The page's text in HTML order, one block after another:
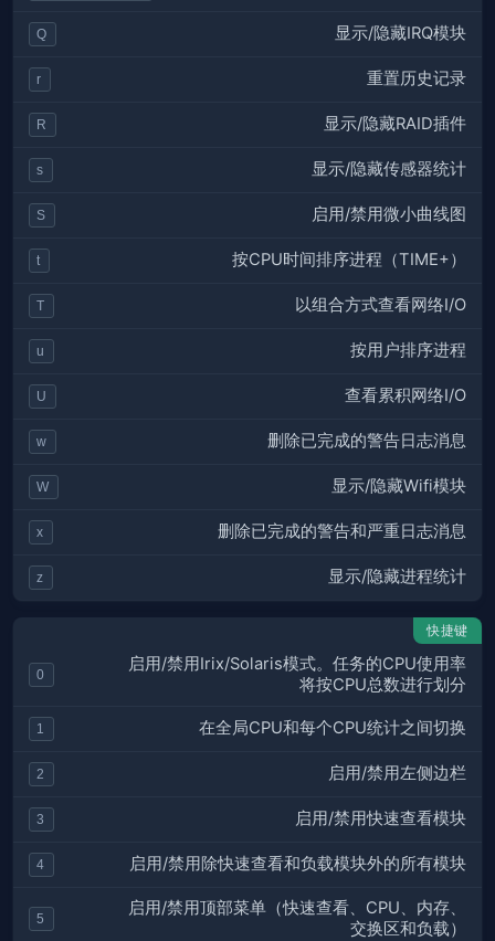
Q 显示/隐藏IRQ模块
r 重置历史记录
R 显示/隐藏RAID插件
s 显示/隐藏传感器统计
S 启用/禁用微小曲线图
t 按CPU时间排序进程（TIME+）
T 以组合方式查看网络I/O
u 按用户排序进程
U 查看累积网络I/O
w 删除已完成的警告日志消息
W 显示/隐藏Wifi模块
x 删除已完成的警告和严重日志消息
z 显示/隐藏进程统计
快捷键
0
启用/禁用Irix/Solaris模式。任务的CPU使用率
将按CPU总数进行划分
1 在全局CPU和每个CPU统计之间切换
2 启用/禁用左侧边栏
3 启用/禁用快速查看模块
4 启用/禁用除快速查看和负载模块外的所有模块
5
启用/禁用顶部菜单（快速查看、CPU、内存、
交换区和负载）